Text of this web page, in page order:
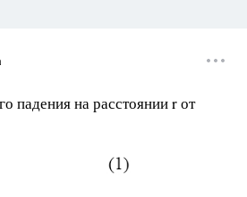
падения на расстоянии r от